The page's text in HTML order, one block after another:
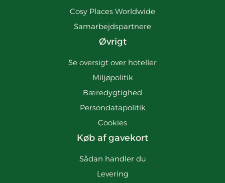
Cosy Places Worldwide
Samarbejdspartnere
Øvrigt
Se oversigt over hoteller
Miljøpolitik
Bæredygtighed
Persondatapolitik
Cookies
Køb af gavekort
Sådan handler du
Levering